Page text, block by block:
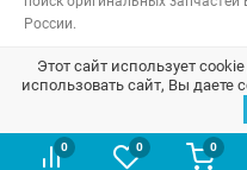
0 0 0
России.
NVS-CAR© 2014 –2026Все
Договор оферта;
Этот сайт использует
использовать сайт, Вы даете